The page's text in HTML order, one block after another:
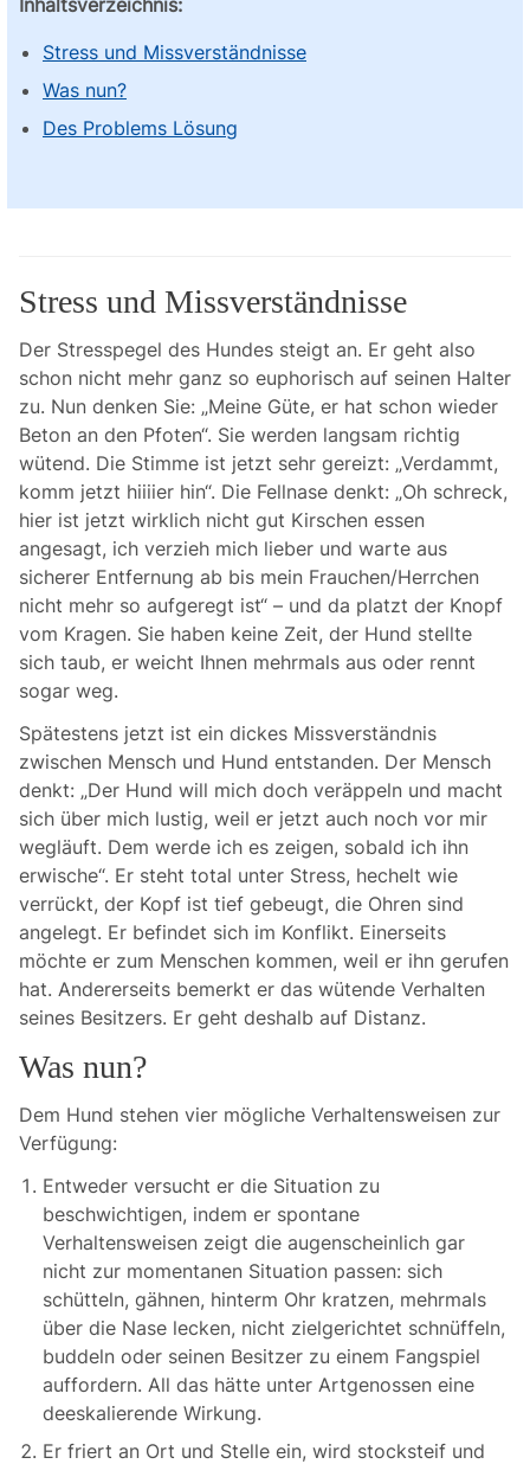
Inhaltsverzeichnis:
Stress und Missverständnisse
Was nun?
Des Problems Lösung
Stress und Missverständnisse
Der Stresspegel des Hundes steigt an. Er geht also
schon nicht mehr ganz so euphorisch auf seinen Halter
zu. Nun denken Sie: „Meine Güte, er hat schon wieder
Beton an den Pfoten“. Sie werden langsam richtig
wütend. Die Stimme ist jetzt sehr gereizt: „Verdammt,
komm jetzt hiiiier hin“. Die Fellnase denkt: „Oh schreck,
hier ist jetzt wirklich nicht gut Kirschen essen
angesagt, ich verzieh mich lieber und warte aus
sicherer Entfernung ab bis mein Frauchen/Herrchen
nicht mehr so aufgeregt ist“ – und da platzt der Knopf
vom Kragen. Sie haben keine Zeit, der Hund stellte
sich taub, er weicht Ihnen mehrmals aus oder rennt
sogar weg.
Spätestens jetzt ist ein dickes Missverständnis
zwischen Mensch und Hund entstanden. Der Mensch
denkt: „Der Hund will mich doch veräppeln und macht
sich über mich lustig, weil er jetzt auch noch vor mir
wegläuft. Dem werde ich es zeigen, sobald ich ihn
erwische“. Er steht total unter Stress, hechelt wie
verrückt, der Kopf ist tief gebeugt, die Ohren sind
angelegt. Er befindet sich im Konflikt. Einerseits
möchte er zum Menschen kommen, weil er ihn gerufen
hat. Andererseits bemerkt er das wütende Verhalten
seines Besitzers. Er geht deshalb auf Distanz.
Was nun?
Dem Hund stehen vier mögliche Verhaltensweisen zur
Verfügung:
Entweder versucht er die Situation zu
beschwichtigen, indem er spontane
Verhaltensweisen zeigt die augenscheinlich gar
nicht zur momentanen Situation passen: sich
schütteln, gähnen, hinterm Ohr kratzen, mehrmals
über die Nase lecken, nicht zielgerichtet schnüffeln,
buddeln oder seinen Besitzer zu einem Fangspiel
auffordern. All das hätte unter Artgenossen eine
deeskalierende Wirkung.
Er friert an Ort und Stelle ein, wird stocksteif und